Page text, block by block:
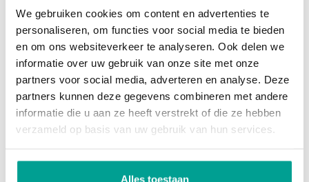
We gebruiken cookies om content en advertenties te
personaliseren, om functies voor social media te bieden
en om ons websiteverkeer te analyseren. Ook delen we
informatie over uw gebruik van onze site met onze
partners voor social media, adverteren en analyse. Deze
partners kunnen deze gegevens combineren met andere
informatie die u aan ze heeft verstrekt of die ze hebben
verzameld op basis van uw gebruik van hun services.
Alles toestaan
breed en biedt volop ruimte om heerlijk buiten te
zitten. Dankzij het zonnescherm aan de
achtergevel creëert u eenvoudig extra schaduw op
warme dagen. Verder beschikt de tuin over een
houten berging en een praktische achterom.
Eerste verdieping:
slaapkamers en de badkamer. Aan de achterzijde
Onderhoud binnen
Onderhoud buiten Goed
Woonruimte
Huidige bestemming Woonruimte
Mechanische ventilatie, Tv kabel,